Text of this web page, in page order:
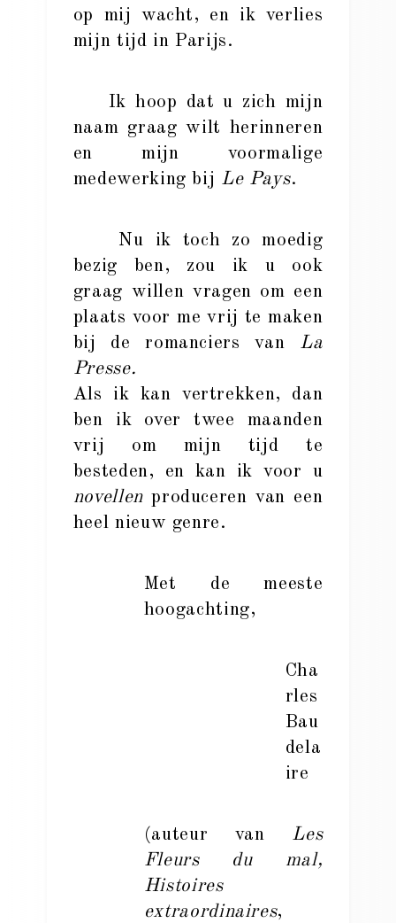
op mij wacht, en ik verlies
mijn tijd in Parijs.
Ik hoop dat u zich mijn
naam graag wilt herinneren
en mijn voormalige
medewerking bij Le Pays.
Nu ik toch zo moedig
bezig ben, zou ik u ook
graag willen vragen om een
plaats voor me vrij te maken
bij de romanciers van La
Presse.
Als ik kan vertrekken, dan
ben ik over twee maanden
vrij om mijn tijd te
besteden, en kan ik voor u
novellenproduceren van een
heel nieuw genre.
Met de meeste
hoogachting,
Cha
rles
Bau
dela
ire
(auteur van Les
Fleurs du mal,
Histoires
extraordinaires,